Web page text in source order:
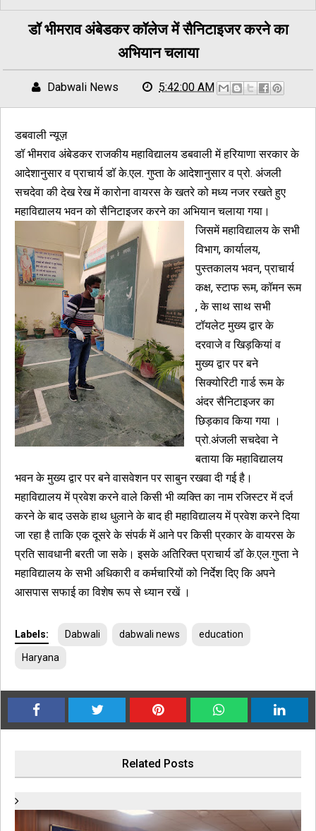
डॉ भीमराव अंबेडकर कॉलेज में सैनिटाइजर करने का
अभियान चलाया
Dabwali News 5:42:00 AM
डबवाली न्यूज़
डॉ भीमराव अंबेडकर राजकीय महाविद्यालय डबवाली में हरियाणा सरकार के
आदेशानुसार व प्राचार्य डॉ के.एल. गुप्ता के आदेशानुसार व प्रो. अंजली
सचदेवा की देख रेख में कारोना वायरस के खतरे को मध्य नजर रखते हुए
महाविद्यालय भवन को सैनिटाइजर करने का अभियान चलाया गया।
जिसमें महाविद्यालय के सभी
विभाग, कार्यालय,
पुस्तकालय भवन, प्राचार्य
कक्ष, स्टाफ रूम, कॉमन रूम
, के साथ साथ सभी
टॉयलेट मुख्य द्वार के
दरवाजे व खिड़कियां व
मुख्य द्वार पर बने
सिक्योरिटी गार्ड रूम के
अंदर सैनिटाइजर का
छिड़काव किया गया ।
प्रो.अंजली सचदेवा ने
बताया कि महाविद्यालय
भवन के मुख्य द्वार पर बने वासवेशन पर साबुन रखवा दी गई है।
महाविद्यालय में प्रवेश करने वाले किसी भी व्यक्ति का नाम रजिस्टर में दर्ज
करने के बाद उसके हाथ धुलाने के बाद ही महाविद्यालय में प्रवेश करने दिया
जा रहा है ताकि एक दूसरे के संपर्क में आने पर किसी प्रकार के वायरस के
प्रति सावधानी बरती जा सके। इसके अतिरिक्त प्राचार्य डॉ के.एल.गुप्ता ने
महाविद्यालय के सभी अधिकारी व कर्मचारियों को निर्देश दिए कि अपने
आसपास सफाई का विशेष रूप से ध्यान रखें ।
Labels: Dabwali dabwali news education
Haryana
Related Posts